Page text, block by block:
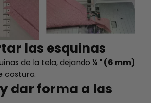
las esquinas
de la tela, dejando ¼ " (6 mm)
costura.
dar forma a las